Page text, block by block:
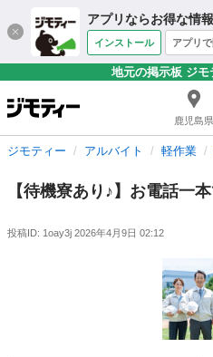
アプリならお得な情
インストール アプリで
地元の掲示板 ジ
鹿児島県
ジモティー アルバイト 軽作業
【待機寮あり♪】お電話一
投稿ID: 1oay3j 2026年4月9日 02:12